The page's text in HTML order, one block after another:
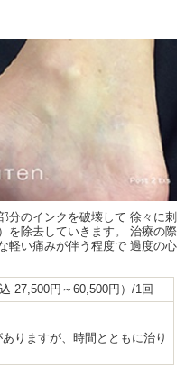
分のインクを破壊して 徐々に刺
を除去していきます。 治療の際
軽い痛みが伴う程度で 過度の心
27,500円～60,500円）/1回
りますが、時間とともに治り